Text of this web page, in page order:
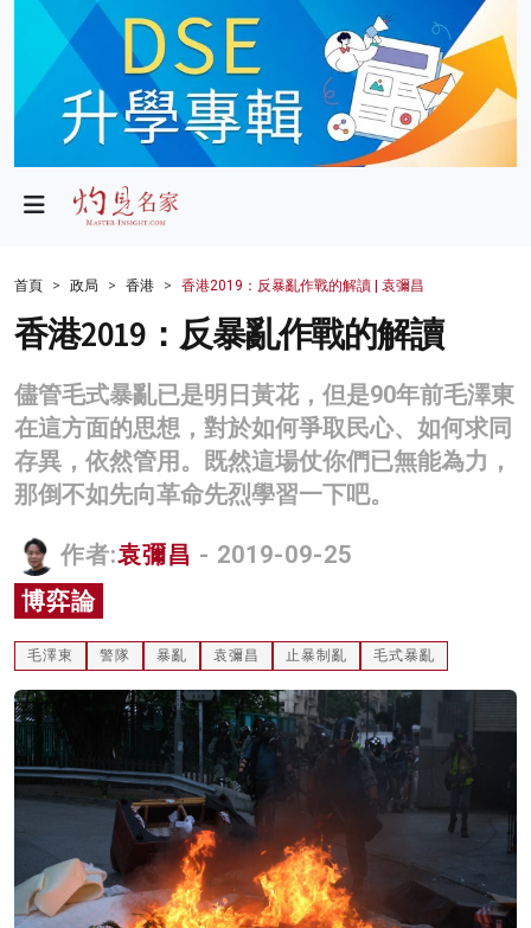
政局
財經
生活
商業
科技
名家榜
灼見活動
關於我們
首頁 政局 香港 香港2019：反暴亂作戰的解讀 | 袁彌昌
香港2019：反暴亂作戰的解讀
儘管毛式暴亂已是明日黃花，但是90年前毛澤東
在這方面的思想，對於如何爭取民心、如何求同
存異，依然管用。既然這場仗你們已無能為力，
那倒不如先向革命先烈學習一下吧。
作者:袁彌昌 - 2019-09-25
博弈論
毛澤東 警隊 暴亂 袁彌昌 止暴制亂 毛式暴亂